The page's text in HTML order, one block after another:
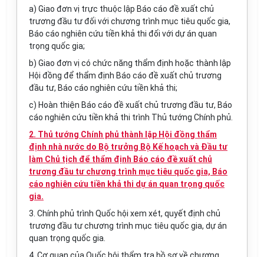
a) Giao đơn vị trực thuộc lập Báo cáo đề xuất chủ
trương đầu tư đối với chương trình mục tiêu quốc gia,
Báo cáo nghiên cứu tiền khả thi đối với dự án quan
trọng quốc gia;
b) Giao đơn vị có chức năng thẩm định hoặc thành lập
Hội đồng để thẩm định Báo cáo đề xuất chủ trương
đầu tư, Báo cáo nghiên cứu tiền khả thi;
c) Hoàn thiện Báo cáo đề xuất chủ trương đầu tư, Báo
cáo nghiên cứu tiền khả thi trình Thủ tướng Chính phủ.
2. Thủ tướng Chính phủ thành lập Hội đồng thẩm
định nhà nước do Bộ trưởng Bộ Kế hoạch và Đầu tư
làm Chủ tịch để thẩm định Báo cáo đề xuất chủ
trương đầu tư chương trình mục tiêu quốc gia, Báo
cáo nghiên cứu tiền khả thi dự án quan trọng quốc
gia.
3. Chính phủ trình Quốc hội xem xét, quyết định chủ
trương đầu tư chương trình mục tiêu quốc gia, dự án
quan trọng quốc gia.